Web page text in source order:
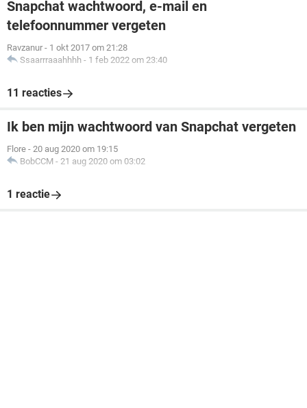
Snapchat wachtwoord, e-mail en
telefoonnummer vergeten
Ravzanur - 1 okt 2017 om 21:28
Ssaarrraaahhhh - 1 feb 2022 om 23:40
11 reacties
Ik ben mijn wachtwoord van Snapchat vergeten
Flore - 20 aug 2020 om 19:15
BobCCM - 21 aug 2020 om 03:02
1 reactie